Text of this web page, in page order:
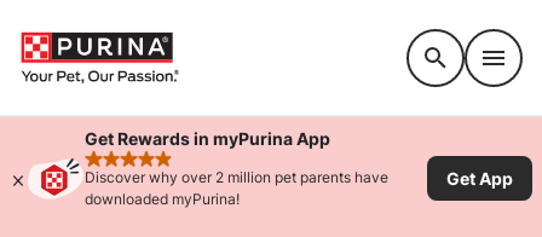
Get Rewards in myPurina App
rated 4.9 stars
Discover why over 2 million pet parents have
downloaded myPurina!
Get App